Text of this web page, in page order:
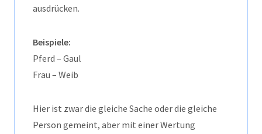
ausdrücken.
Beispiele:
Pferd – Gaul
Frau – Weib
Hier ist zwar die gleiche Sache oder die gleiche
Person gemeint, aber mit einer Wertung